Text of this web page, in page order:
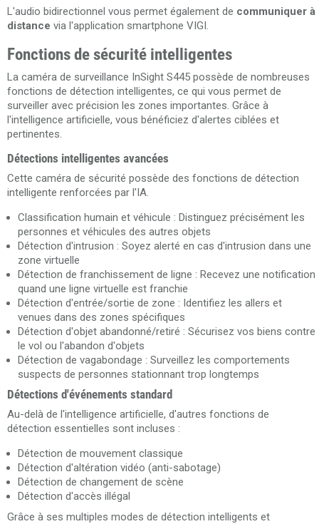
L'audio bidirectionnel vous permet également de communiquer à
distance via l'application smartphone VIGI.
Fonctions de sécurité intelligentes
La caméra de surveillance InSight S445 possède de nombreuses
fonctions de détection intelligentes, ce qui vous permet de
surveiller avec précision les zones importantes. Grâce à
l'intelligence artificielle, vous bénéficiez d'alertes ciblées et
pertinentes.
Détections intelligentes avancées
Cette caméra de sécurité possède des fonctions de détection
intelligente renforcées par l'IA.
Classification humain et véhicule : Distinguez précisément les
personnes et véhicules des autres objets
Détection d'intrusion : Soyez alerté en cas d'intrusion dans une
zone virtuelle
Détection de franchissement de ligne : Recevez une notification
quand une ligne virtuelle est franchie
Détection d'entrée/sortie de zone : Identifiez les allers et
venues dans des zones spécifiques
Détection d'objet abandonné/retiré : Sécurisez vos biens contre
le vol ou l'abandon d'objets
Détection de vagabondage : Surveillez les comportements
suspects de personnes stationnant trop longtemps
Détections d'événements standard
Au-delà de l'intelligence artificielle, d'autres fonctions de
détection essentielles sont incluses :
Détection de mouvement classique
Détection d'altération vidéo (anti-sabotage)
Détection de changement de scène
Détection d'accès illégal
Grâce à ses multiples modes de détection intelligents et